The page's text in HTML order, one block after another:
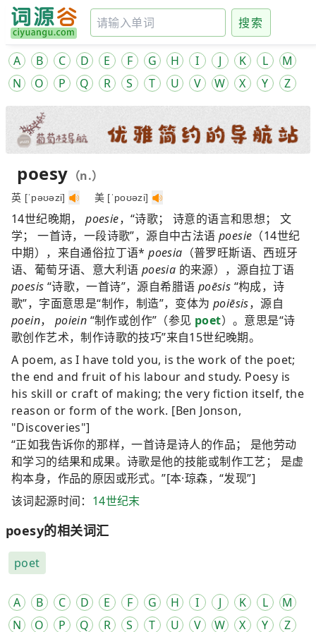
搜索
A B C D E F G H I J K L
M
N
O P Q R S T U V W X Y Z
poesy （n.）
英 [ˈpəʊəzi] 美 [ˈpoʊəzi]
14世纪晚期，poesie，“诗歌； 诗意的语言和思想； 文
学； 一首诗，一段诗歌”，源自中古法语 poesie （14世纪
中期），来自通俗拉丁语*poesia （普罗旺斯语、西班牙
语、葡萄牙语、意大利语 poesia 的来源），源自拉丁语
poesis “诗歌，一首诗”，源自希腊语 poēsis “构成，诗
歌”，字面意思是“制作，制造”，变体为 poiēsis，源自
poein， poiein “制作或创作”（参见 poet）。意思是“诗
歌创作艺术，制作诗歌的技巧”来自15世纪晚期。
A poem, as I have told you, is the work of the poet;
the end and fruit of his labour and study. Poesy is
his skill or craft of making; the very fiction itself, the
reason or form of the work. [Ben Jonson,
"Discoveries"]
“正如我告诉你的那样，一首诗是诗人的作品； 是他劳动
和学习的结果和成果。诗歌是他的技能或制作工艺； 是虚
构本身，作品的原因或形式。”[本·琼森，“发现”]
该词起源时间： 14世纪末
poesy的相关词汇
poet
A B C D E F G H I J K L
M
N
O P Q R S T U V W X Y Z